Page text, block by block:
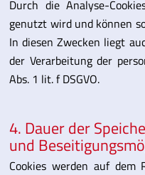
Durch die Analyse-
genutzt wird und können
In diesen Zwecken liegt
der Verarbeitung der
Abs. 1 lit. f DSGVO.
4. Dauer der
und
Cookies werden auf dem